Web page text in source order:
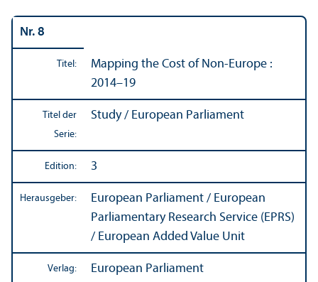
Nr. 8
Titel:
Mapping the Cost of Non-Europe :
2014–19
Titel der
Serie:
Study / European Parliament
Edition: 3
Herausgeber:
European Parliament / European
Parliamentary Research Service (EPRS)
/ European Added Value Unit
Verlag: European Parliament